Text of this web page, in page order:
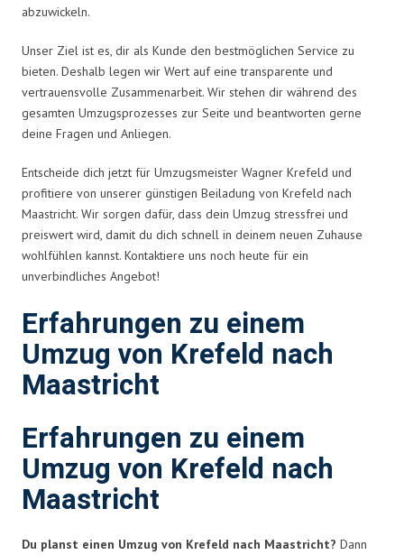
abzuwickeln.
Unser Ziel ist es, dir als Kunde den bestmöglichen Service zu
bieten. Deshalb legen wir Wert auf eine transparente und
vertrauensvolle Zusammenarbeit. Wir stehen dir während des
gesamten Umzugsprozesses zur Seite und beantworten gerne
deine Fragen und Anliegen.
Entscheide dich jetzt für Umzugsmeister Wagner Krefeld und
profitiere von unserer günstigen Beiladung von Krefeld nach
Maastricht. Wir sorgen dafür, dass dein Umzug stressfrei und
preiswert wird, damit du dich schnell in deinem neuen Zuhause
wohlfühlen kannst. Kontaktiere uns noch heute für ein
unverbindliches Angebot!
Erfahrungen zu einem
Umzug von Krefeld nach
Maastricht
Erfahrungen zu einem
Umzug von Krefeld nach
Maastricht
Du planst einen Umzug von Krefeld nach Maastricht? Dann